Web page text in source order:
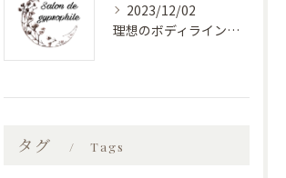
2023/12/02
理想のボディラインへ！安心のバストアップエステ
タグ Tags